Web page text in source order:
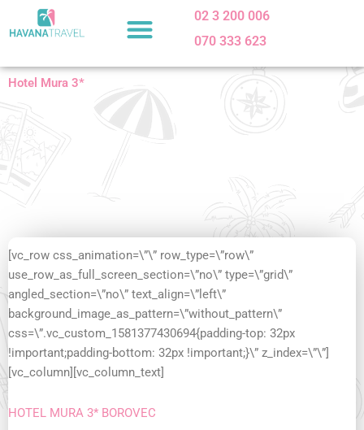
to
02 3 200 006
070 333 623
Hotel Mura 3*
[vc_row css_animation=\”\” row_type=\”row\”
use_row_as_full_screen_section=\”no\” type=\”grid\”
angled_section=\”no\” text_align=\”left\”
background_image_as_pattern=\”without_pattern\”
css=\”.vc_custom_1581377430694{padding-top: 32px
!important;padding-bottom: 32px !important;}\” z_index=\”\”]
[vc_column][vc_column_text]
HOTEL MURA 3* BOROVEC